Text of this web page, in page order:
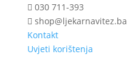
030 711-393
shop@ljekarnavitez.ba
Kontakt
Uvjeti korištenja